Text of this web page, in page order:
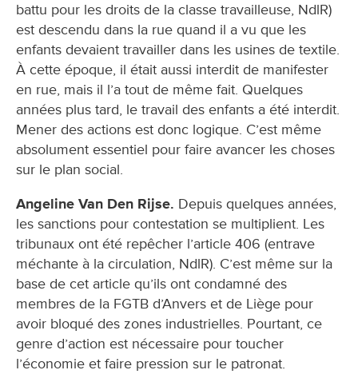
battu pour les droits de la classe travailleuse, NdlR)
est descendu dans la rue quand il a vu que les
enfants devaient travailler dans les usines de textile.
À cette époque, il était aussi interdit de manifester
en rue, mais il l’a tout de même fait. Quelques
années plus tard, le travail des enfants a été interdit.
Mener des actions est donc logique. C’est même
absolument essentiel pour faire avancer les choses
sur le plan social.
Angeline Van Den Rijse. Depuis quelques années,
les sanctions pour contestation se multiplient. Les
tribunaux ont été repêcher l’article 406 (entrave
méchante à la circulation, NdlR). C’est même sur la
base de cet article qu’ils ont condamné des
membres de la FGTB d’Anvers et de Liège pour
avoir bloqué des zones industrielles. Pourtant, ce
genre d’action est nécessaire pour toucher
l’économie et faire pression sur le patronat.